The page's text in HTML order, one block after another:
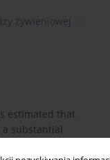
żywieniowej
estimated that
substantial
diabetes-related